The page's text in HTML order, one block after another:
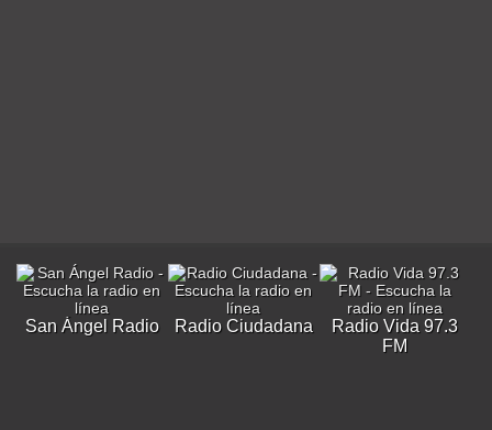
San Ángel Radio Radio Ciudadana
Radio Vida 97.3
FM